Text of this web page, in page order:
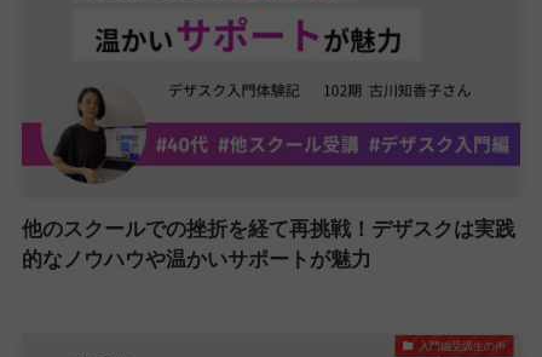
他のスクールでの挫折を経て再挑戦！デザスクは実践
的なノウハウや温かいサポートが魅力
入門編受講生の声